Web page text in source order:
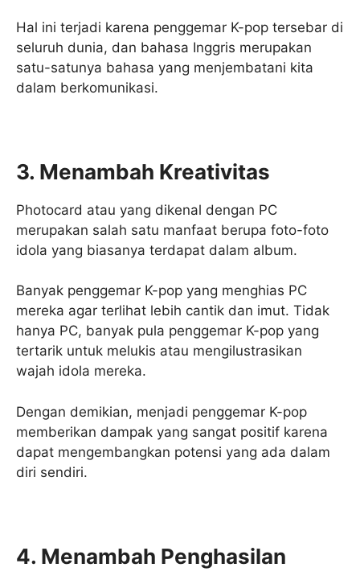
Hal ini terjadi karena penggemar K-pop tersebar di
seluruh dunia, dan bahasa Inggris merupakan
satu-satunya bahasa yang menjembatani kita
dalam berkomunikasi.
3. Menambah Kreativitas
Photocard atau yang dikenal dengan PC
merupakan salah satu manfaat berupa foto-foto
idola yang biasanya terdapat dalam album.
Banyak penggemar K-pop yang menghias PC
mereka agar terlihat lebih cantik dan imut. Tidak
hanya PC, banyak pula penggemar K-pop yang
tertarik untuk melukis atau mengilustrasikan
wajah idola mereka.
Dengan demikian, menjadi penggemar K-pop
memberikan dampak yang sangat positif karena
dapat mengembangkan potensi yang ada dalam
diri sendiri.
4. Menambah Penghasilan